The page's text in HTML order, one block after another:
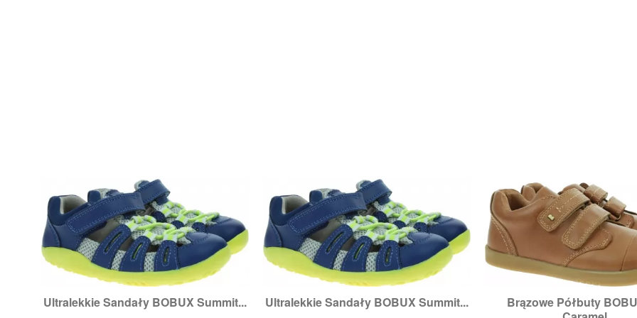
Ultralekkie Sandały BOBUX Summit...
Szybki podgląd Ultralekkie Sandały BOBUX Summit...
Szybki podgląd
Brązowe Półbuty
 Szybki podgląd